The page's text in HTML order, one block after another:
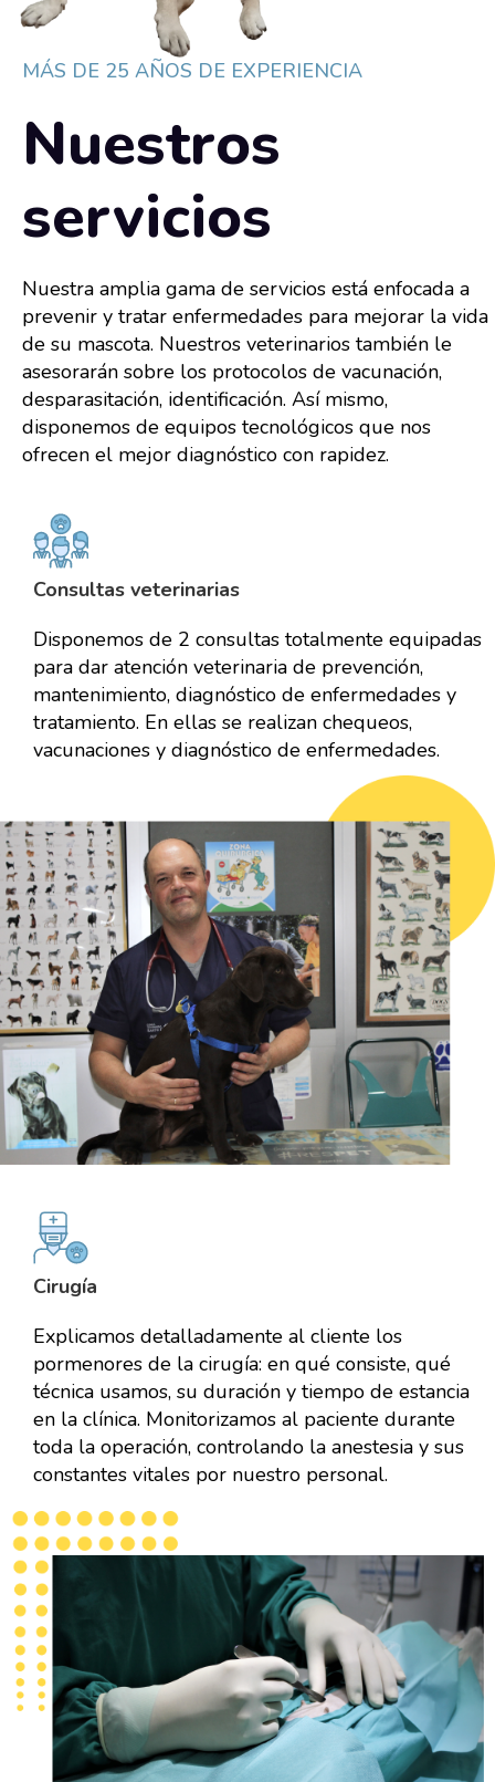
MÁS DE 25 AÑOS DE EXPERIENCIA
Nuestros
servicios
Nuestra amplia gama de servicios está enfocada a
prevenir y tratar enfermedades para mejorar la vida
de su mascota. Nuestros veterinarios también le
asesorarán sobre los protocolos de vacunación,
desparasitación, identificación. Así mismo,
disponemos de equipos tecnológicos que nos
ofrecen el mejor diagnóstico con rapidez.
Consultas veterinarias
Disponemos de 2 consultas totalmente equipadas
para dar atención veterinaria de prevención,
mantenimiento, diagnóstico de enfermedades y
tratamiento. En ellas se realizan chequeos,
vacunaciones y diagnóstico de enfermedades.
Cirugía
Explicamos detalladamente al cliente los
pormenores de la cirugía: en qué consiste, qué
técnica usamos, su duración y tiempo de estancia
en la clínica. Monitorizamos al paciente durante
toda la operación, controlando la anestesia y sus
constantes vitales por nuestro personal.